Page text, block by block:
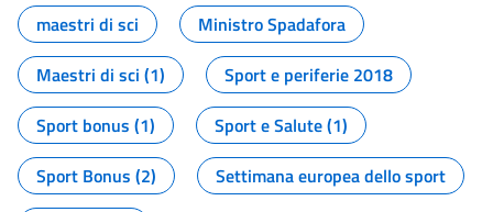
maestri di sci
Ministro Spadafora
Maestri di sci (1)
Sport e periferie 2018
Sport bonus (1)
Sport e Salute (1)
Sport Bonus (2)
Settimana europea dello sport